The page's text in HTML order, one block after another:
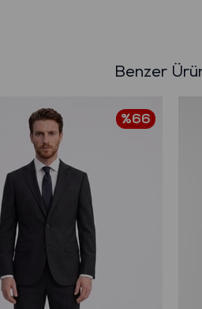
Benzer
%66